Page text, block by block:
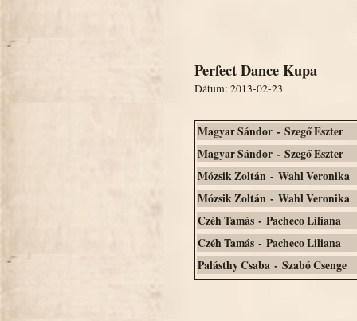
Perfect Dance Kupa
Dátum: 2013-02-23
Magyar Sándor - Szegő Eszter
Magyar Sándor - Szegő Eszter
Mózsik Zoltán - Wahl Veronika
Mózsik Zoltán - Wahl Veronika
Czéh Tamás - Pacheco Liliana
Czéh Tamás - Pacheco Liliana
Palásthy Csaba - Szabó Csenge